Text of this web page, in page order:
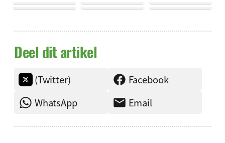
Deel dit artikel
(Twitter)
Facebook
WhatsApp
Email